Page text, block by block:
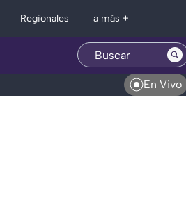
Regionales a más +
En Vivo